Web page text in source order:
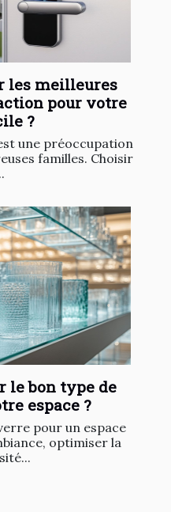
les meilleures
pour votre
?
une préoccupation
familles. Choisir
le bon type de
espace ?
pour un espace
optimiser la